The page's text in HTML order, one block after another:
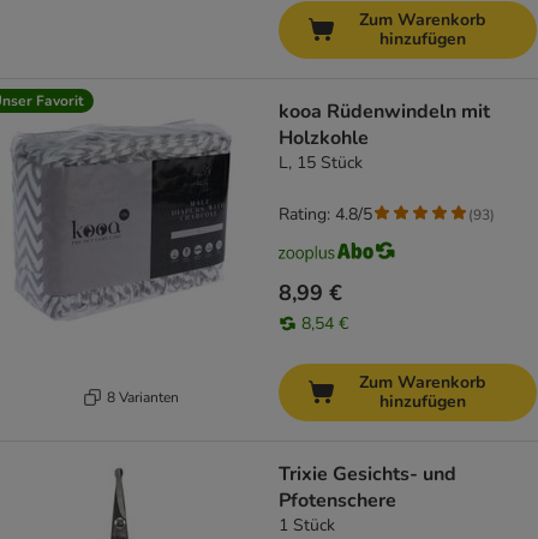
Zum Warenkorb
hinzufügen
Favorit
8 Varianten
kooa Rüdenwindeln mit
Holzkohle
L, 15 Stück
8,99 €
8,54 €
Rating: 4.8/5 (93)
Zum Warenkorb
hinzufügen
Trixie Gesichts- und
Pfotenschere
1 Stück